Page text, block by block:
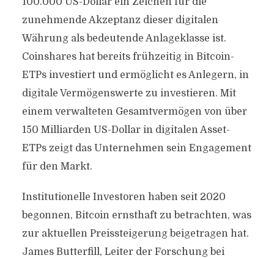
zunehmende Akzeptanz dieser digitalen
Währung als bedeutende Anlageklasse ist.
Coinshares hat bereits frühzeitig in Bitcoin-
ETPs investiert und ermöglicht es Anlegern, in
digitale Vermögenswerte zu investieren. Mit
einem verwalteten Gesamtvermögen von über
150 Milliarden US-Dollar in digitalen Asset-
ETPs zeigt das Unternehmen sein Engagement
für den Markt.
Institutionelle Investoren haben seit 2020
begonnen, Bitcoin ernsthaft zu betrachten, was
zur aktuellen Preissteigerung beigetragen hat.
James Butterfill, Leiter der Forschung bei